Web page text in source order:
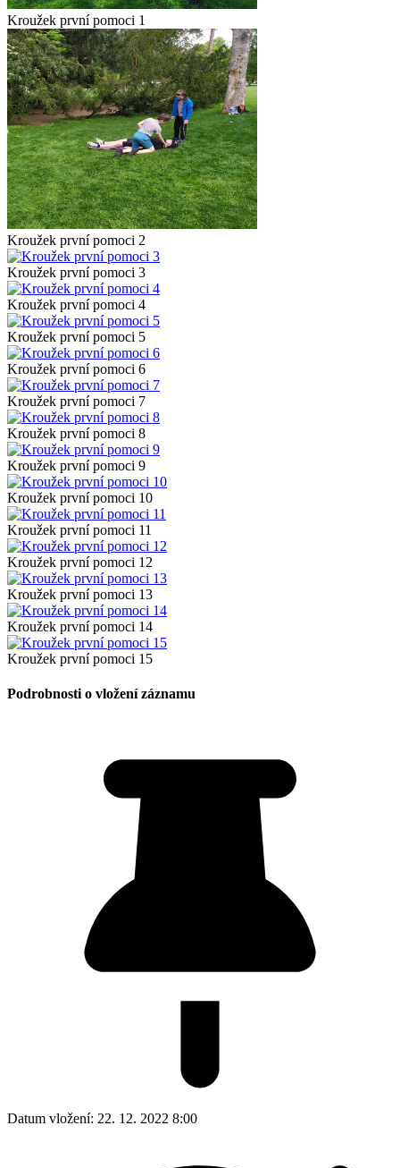
Kroužek první pomoci 1
Kroužek první pomoci 2
Kroužek první pomoci 3
Kroužek první pomoci 4
Kroužek první pomoci 5
Kroužek první pomoci 6
Kroužek první pomoci 7
Kroužek první pomoci 8
Kroužek první pomoci 9
Kroužek první pomoci 10
Kroužek první pomoci 11
Kroužek první pomoci 12
Kroužek první pomoci 13
Kroužek první pomoci 14
Kroužek první pomoci 15
Podrobnosti o vložení záznamu
Datum vložení: 22. 12. 2022 8:00